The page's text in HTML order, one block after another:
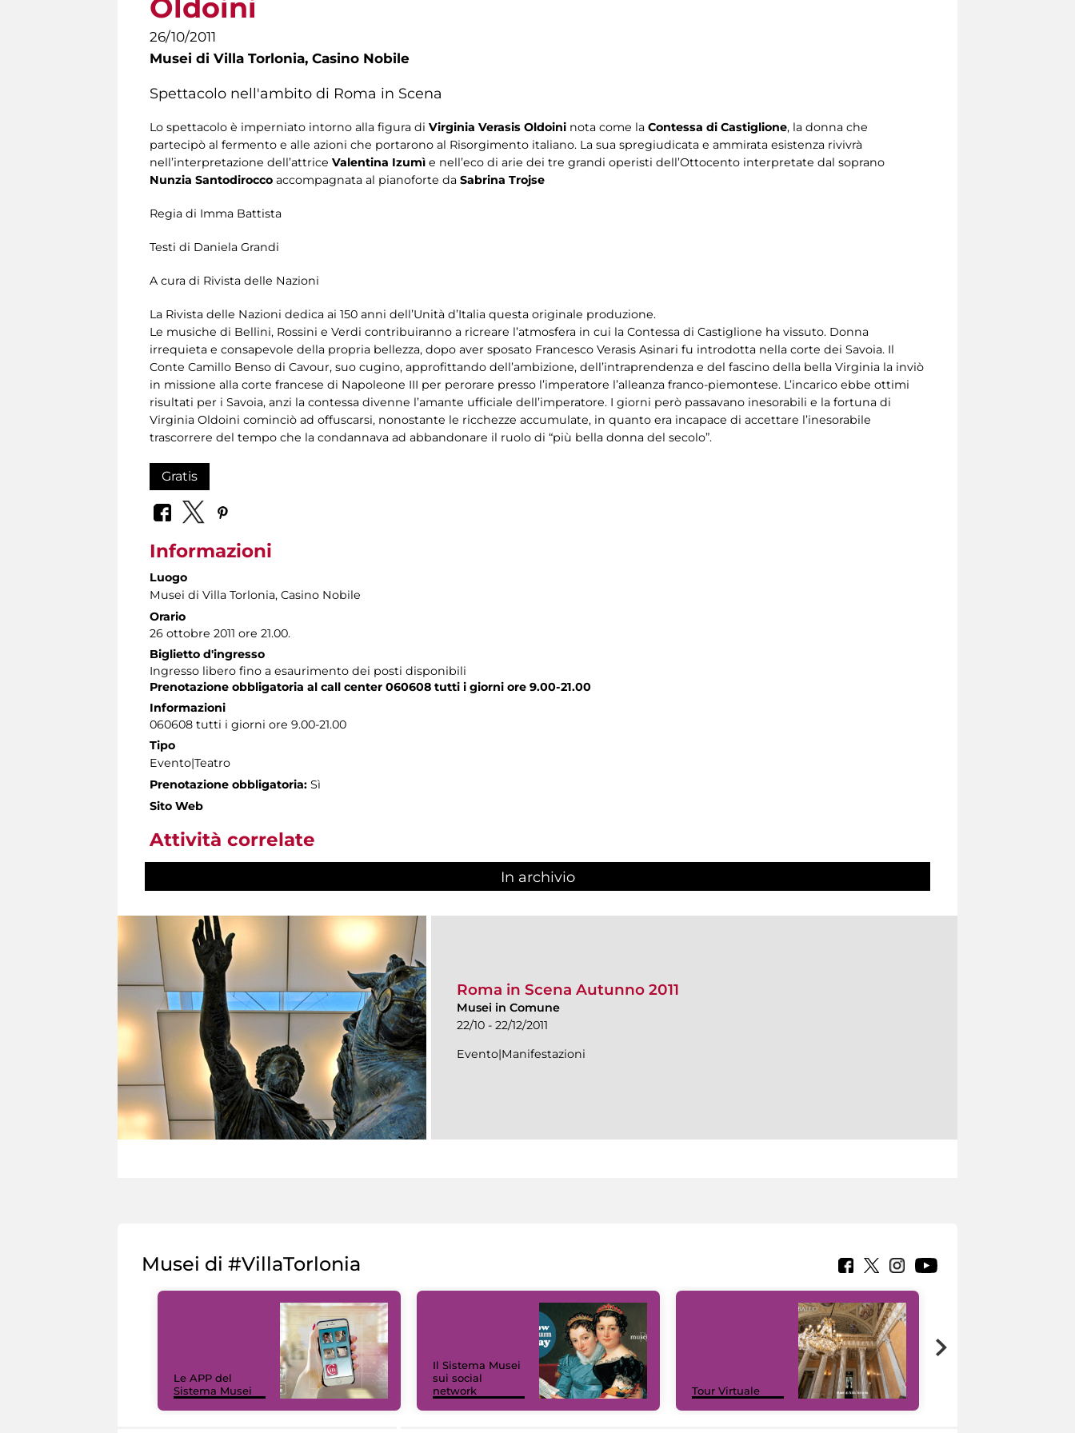
Oldoini
26/10/2011
Musei di Villa Torlonia, Casino Nobile
Spettacolo nell'ambito di Roma in Scena
Lo spettacolo è imperniato intorno alla figura di Virginia Verasis Oldoini nota come la Contessa di Castiglione, la donna che
partecipò al fermento e alle azioni che portarono al Risorgimento italiano. La sua spregiudicata e ammirata esistenza rivivrà
nell’interpretazione dell’attrice Valentina Izumì e nell’eco di arie dei tre grandi operisti dell’Ottocento interpretate dal soprano
Nunzia Santodirocco accompagnata al pianoforte da Sabrina Trojse
Regia di Imma Battista
Testi di Daniela Grandi
A cura di Rivista delle Nazioni
La Rivista delle Nazioni dedica ai 150 anni dell’Unità d’Italia questa originale produzione.
Le musiche di Bellini, Rossini e Verdi contribuiranno a ricreare l’atmosfera in cui la Contessa di Castiglione ha vissuto. Donna
irrequieta e consapevole della propria bellezza, dopo aver sposato Francesco Verasis Asinari fu introdotta nella corte dei Savoia. Il
Conte Camillo Benso di Cavour, suo cugino, approfittando dell’ambizione, dell’intraprendenza e del fascino della bella Virginia la inviò
in missione alla corte francese di Napoleone III per perorare presso l’imperatore l’alleanza franco-piemontese. L’incarico ebbe ottimi
risultati per i Savoia, anzi la contessa divenne l’amante ufficiale dell’imperatore. I giorni però passavano inesorabili e la fortuna di
Virginia Oldoini cominciò ad offuscarsi, nonostante le ricchezze accumulate, in quanto era incapace di accettare l’inesorabile
trascorrere del tempo che la condannava ad abbandonare il ruolo di “più bella donna del secolo”.
Gratis
Informazioni
Luogo
Musei di Villa Torlonia, Casino Nobile
Orario
26 ottobre 2011 ore 21.00.
Biglietto d'ingresso
Ingresso libero fino a esaurimento dei posti disponibili
Prenotazione obbligatoria al call center 060608 tutti i giorni ore 9.00-21.00
Informazioni
060608 tutti i giorni ore 9.00-21.00
Tipo
Evento|Teatro
Prenotazione obbligatoria: Sì
Sito Web
Attività correlate
In archivio
Roma in Scena Autunno 2011
Musei in Comune
22/10 - 22/12/2011
Evento|Manifestazioni
Musei di #VillaTorlonia
Le APP del
Sistema Musei
Il Sistema Musei
sui social
network
Tour Virtuale